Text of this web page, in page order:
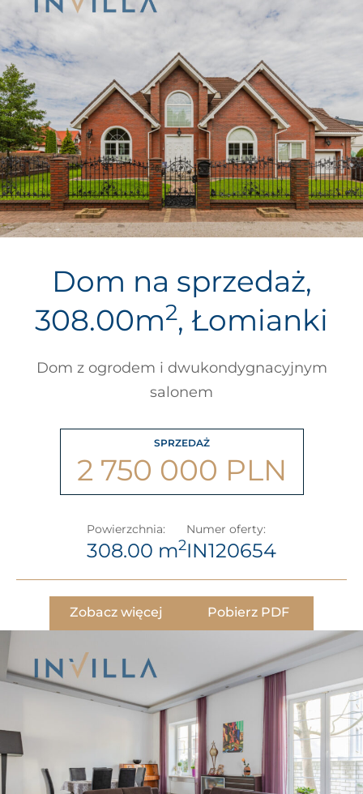
Dom na sprzedaż,
308.00m2, Łomianki
Dom z ogrodem i dwukondygnacyjnym
salonem
SPRZEDAŻ
2 750 000 PLN
Powierzchnia:
308.00 m2
Numer oferty:
IN120654
Zobacz więcej Pobierz PDF